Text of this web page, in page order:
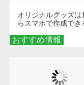
おすすめ情報
オリジナルグッズは
らスマホで作成でき
くなる巾着＆ポーチ
術